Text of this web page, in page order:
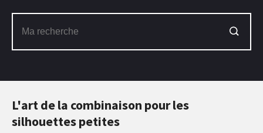
L'art de la combinaison pour les
silhouettes petites